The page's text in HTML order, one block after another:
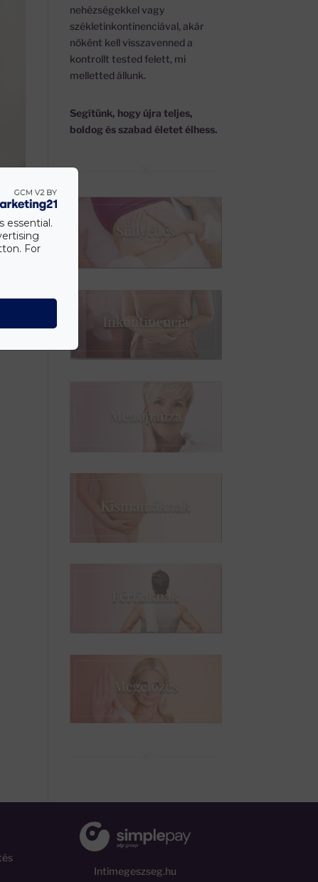
nehézségekkel vagy
székletinkontinenciával, akár
nőként kell visszavenned a
kontrollt tested felett, mi
melletted állunk.
Segítünk, hogy újra teljes,
boldog és szabad életet élhess.
Intimegeszseg.hu
essential.
For